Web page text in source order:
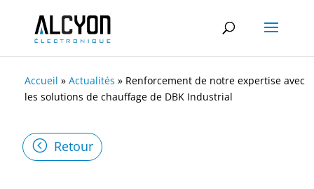
Accueil » Actualités » Renforcement de notre expertise avec
les solutions de chauffage de DBK Industrial
Retour